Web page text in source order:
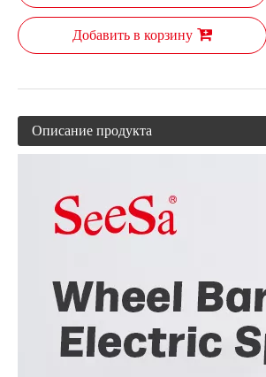
Добавить в корзину
Описание продукта